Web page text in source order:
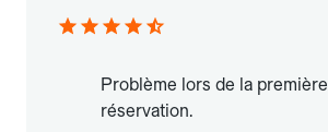
Problème lors de la première
réservation.